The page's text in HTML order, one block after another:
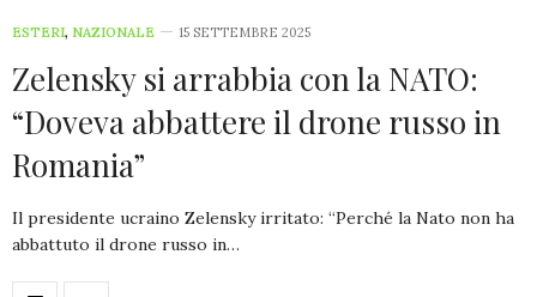
ESTERI, NAZIONALE 15 SETTEMBRE 2025
Zelensky si arrabbia con la NATO:
“Doveva abbattere il drone russo in
Romania”
Il presidente ucraino Zelensky irritato: “Perché la Nato non ha
abbattuto il drone russo in…